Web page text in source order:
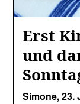
Erst
und
Simone,23.